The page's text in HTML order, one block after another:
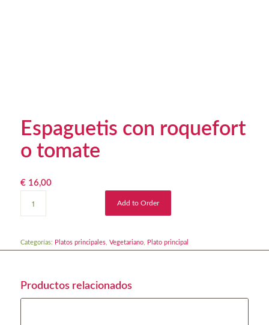
Espaguetis con roquefort
o tomate
€16,00
Add to Order
Categorías: Platos principales, Vegetariano, Plato principal
Productos relacionados